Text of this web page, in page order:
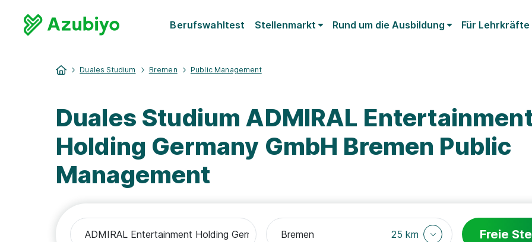
Berufswahltest Stellenmarkt Rund um die Ausbildung Für Lehrkräfte
Duales Studium Bremen Public Management
Duales Studium ADMIRAL
Holding Germany GmbH Bremen Public
Management
25 km Freie